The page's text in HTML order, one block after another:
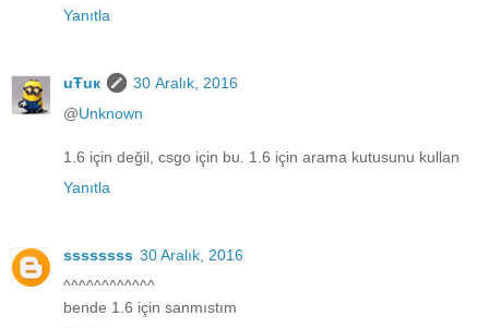
Yanıtla
uŦuк
30 Aralık, 2016
@Unknown
1.6 için değil, csgo için bu. 1.6 için arama kutusunu kullan
Yanıtla
ssssssss 30 Aralık, 2016
^^^^^^^^^^^^
bende 1.6 için sanmıstım